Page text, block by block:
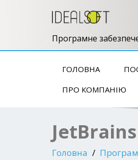
Програмне
ГОЛОВНА
ПРО КОМПАНІЮ
Головна